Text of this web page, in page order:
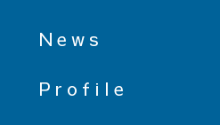
News
Profile